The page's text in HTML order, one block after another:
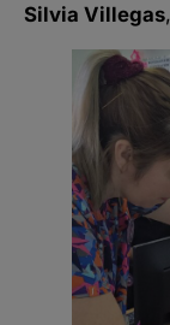
Silvia Villegas